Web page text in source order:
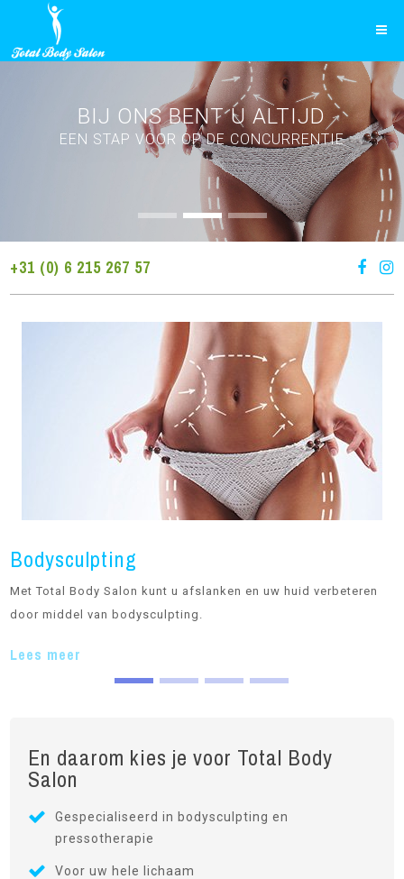
BIJ ONS BENT U ALTIJD
EEN STAP VOOR OP DE CONCURRENTIE
+31 (0) 6 215 267 57
Bodysculpting
Met Total Body Salon kunt u afslanken en uw huid verbeteren
door middel van bodysculpting.
Lees meer
En daarom kies je voor Total Body
Salon
Gespecialiseerd in bodysculpting en
pressotherapie
Voor uw hele lichaam